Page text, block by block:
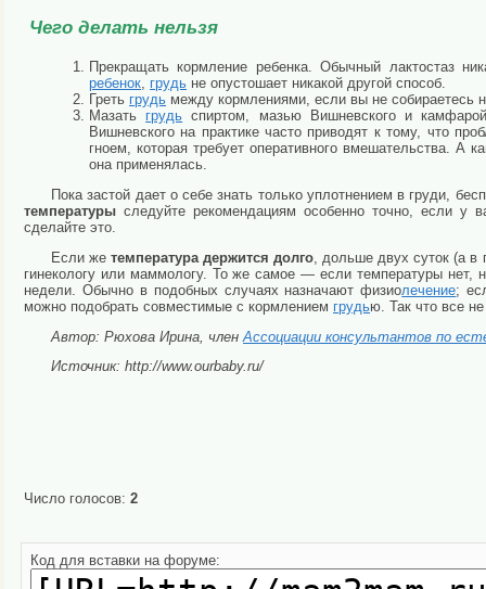
Чего делать нельзя
Прекращать кормление ребенка. Обычный лактостаз
ребенок, грудь не опустошает никакой другой способ.
Греть грудь между кормлениями, если вы не собираетесь
Мазать грудь спиртом, мазью Вишневского и
Вишневского на практике часто приводят к тому, что
гноем, которая требует оперативного вмешательства. А
она применялась.
Пока застой дает о себе знать только уплотнением в груди,
температуры следуйте рекомендациям особенно точно, если у
сделайте это.
Если жетемпература держится долго , дольше двух суток (а
гинекологу или маммологу. То же самое — если температуры нет,
недели. Обычно в подобных случаях назначают физиолечение;
можно подобрать совместимые с кормлением грудью. Так что все
Автор: Рюхова Ирина, член Ассоциации консультантов по
Источник: http://www.ourbaby.ru/
Число голосов: 2
Код для вставки на форуме: